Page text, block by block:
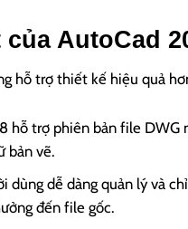
AutoCad
hỗ trợ thiết kế hiệu quả
hỗ trợ phiên bản file DWG
bản vẽ.
dùng dễ dàng quản lý và
đến file gốc.